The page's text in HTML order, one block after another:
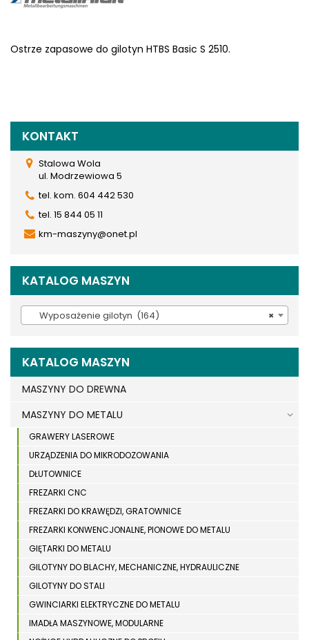
Ostrze zapasowe do gilotyn HTBS Basic S 2510.
KONTAKT
Stalowa Wola
ul. Modrzewiowa 5
tel. kom. 604 442 530
tel. 15 844 05 11
km-maszyny@onet.pl
KATALOG MASZYN
×
Wyposażenie gilotyn (164)
KATALOG MASZYN
MASZYNY DO DREWNA
MASZYNY DO METALU
GRAWERY LASEROWE
URZĄDZENIA DO MIKRODOZOWANIA
DŁUTOWNICE
FREZARKI CNC
FREZARKI DO KRAWĘDZI, GRATOWNICE
FREZARKI KONWENCJONALNE, PIONOWE DO METALU
GIĘTARKI DO METALU
GILOTYNY DO BLACHY, MECHANICZNE, HYDRAULICZNE
GILOTYNY DO STALI
GWINCIARKI ELEKTRYCZNE DO METALU
IMADŁA MASZYNOWE, MODULARNE